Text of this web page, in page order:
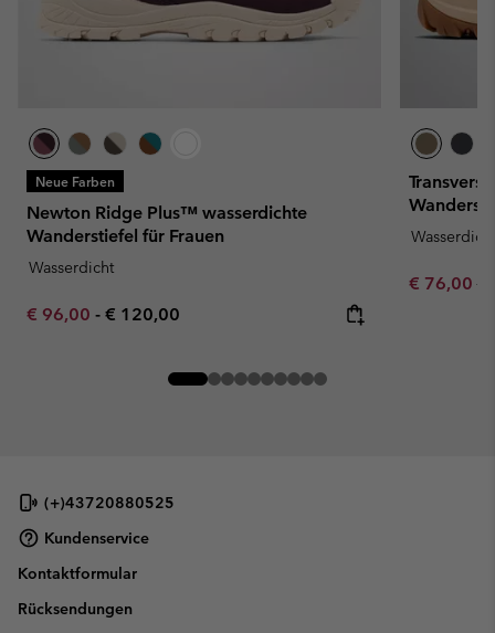
Neue Farben
Newton Ridge Plus™ wasserdichte
Wanderstiefel für Frauen
Wasserdicht
Minimum sale price:
€ 96,00 - Maximum price:
€ 120,00
Wasserdicht
Sale price:
€ 76,00€
(+)43720880525
Kundenservice
Kontaktformular
Rücksendungen